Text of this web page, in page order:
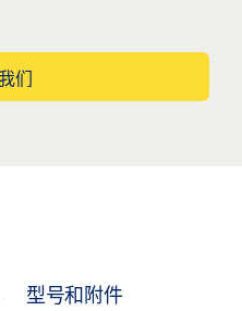
们
型号和附件